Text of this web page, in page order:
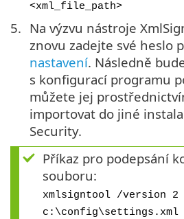
<xml_file_path>
Na výzvu nástroje
znovu zadejte své heslo
nastavení. Následně
s konfigurací programu
můžete jej
importovat do jiné
Security.
Příkaz pro podepsání
souboru:
xmlsigntool /version 2
c:\config\settings.xml